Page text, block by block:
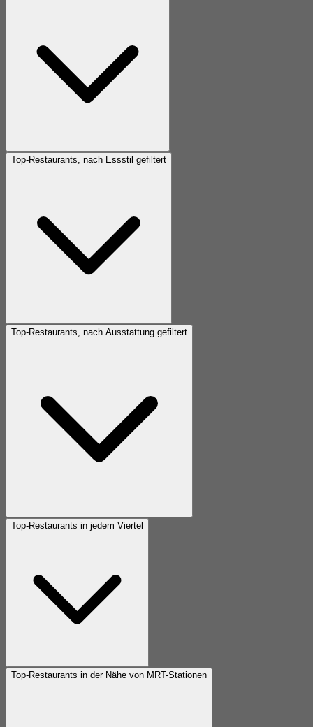
Top-Restaurants, nach Essstil gefiltert
Top-Restaurants, nach Ausstattung gefiltert
Top-Restaurants in jedem Viertel
Top-Restaurants in der Nähe von MRT-Stationen